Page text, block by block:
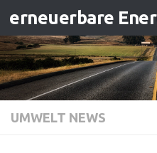
Zum Inhalt springen
UMWELT NEWS